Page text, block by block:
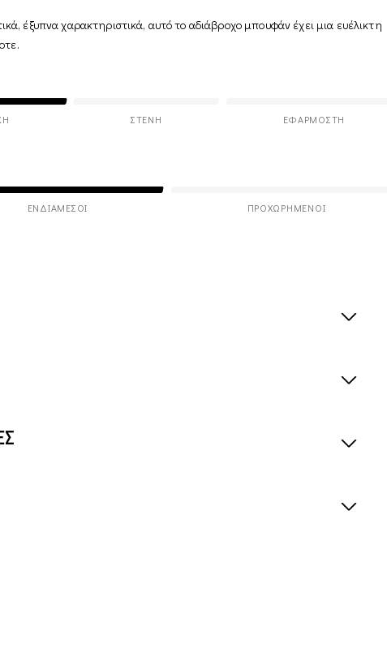
έξυπνα χαρακτηριστικά, αυτό το αδιάβροχο μπουφάν έχει μια ευέλικτη
ΣΤΕΝΉ ΕΦΑΡΜΟΣΤΉ
ΕΝΔΙΆΜΕΣΟΙ ΠΡΟΧΩΡΗΜΈΝΟΙ